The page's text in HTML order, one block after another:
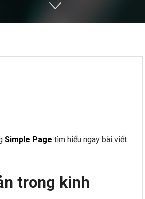
Simple Page tìm hiểu ngay bài viết
trong kinh